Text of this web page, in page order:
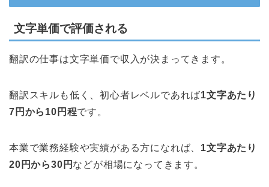
文字単価で評価される
翻訳の仕事は文字単価で収入が決まってきます。
翻訳スキルも低く、初心者レベルであれば1文字あたり
7円から10円程です。
本業で業務経験や実績がある方になれば、 1文字あたり
20円から30円 などが相場になってきます。